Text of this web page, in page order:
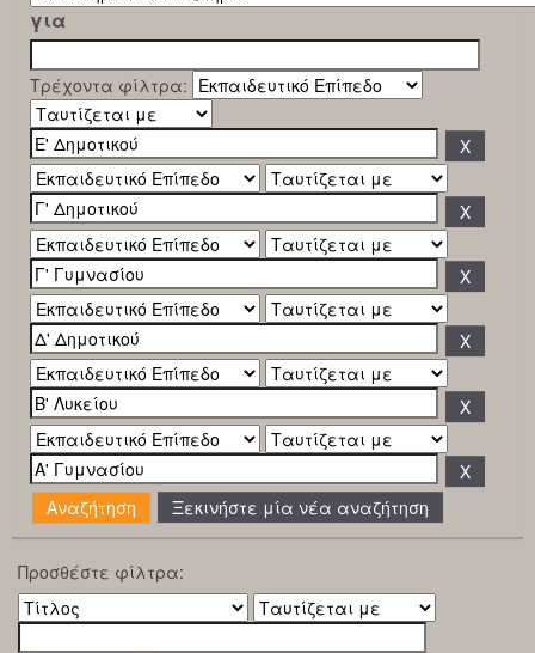
για
Τρέχοντα φίλτρα:
Ξεκινήστε μία νέα αναζήτηση
Προσθέστε φίλτρα: